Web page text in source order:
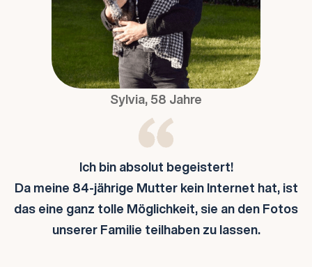
Sylvia, 58 Jahre
Ich bin absolut begeistert!
Da meine 84-jährige Mutter kein Internet hat, ist
das eine ganz tolle Möglichkeit, sie an den Fotos
unserer Familie teilhaben zu lassen.